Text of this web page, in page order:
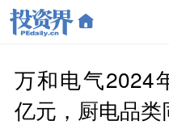
万和电气2024
亿元，厨电品